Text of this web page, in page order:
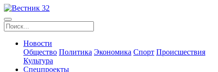
Новости
Общество Политика Экономика Спорт Происшествия
Культура
Спецпроекты